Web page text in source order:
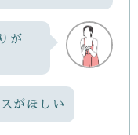
が
がほしい